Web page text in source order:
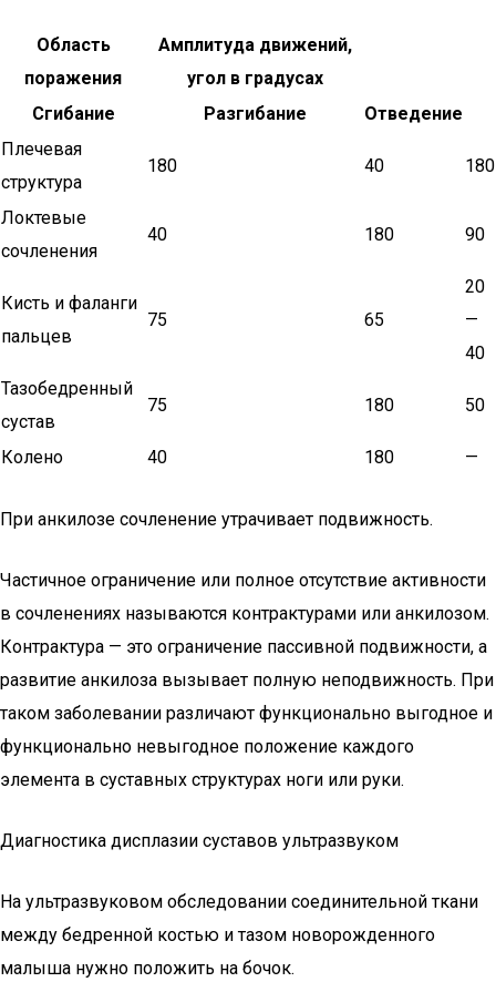
Область
поражения
Амплитуда движений,
угол в градусах
Сгибание
Разгибание
Отведение
Плечевая
структура
180 40 180
Локтевые
сочленения
40 180 90
Кисть и фаланги
пальцев
75 65
20
—
40
Тазобедренный
сустав
75 180 50
Колено 40 180 —
При анкилозе сочленение утрачивает подвижность.
Частичное ограничение или полное отсутствие активности
в сочленениях называются контрактурами или анкилозом.
Контрактура — это ограничение пассивной подвижности, а
развитие анкилоза вызывает полную неподвижность. При
таком заболевании различают функционально выгодное и
функционально невыгодное положение каждого
элемента в суставных структурах ноги или руки.
Диагностика дисплазии суставов ультразвуком
На ультразвуковом обследовании соединительной ткани
между бедренной костью и тазом новорожденного
малыша нужно положить на бочок.